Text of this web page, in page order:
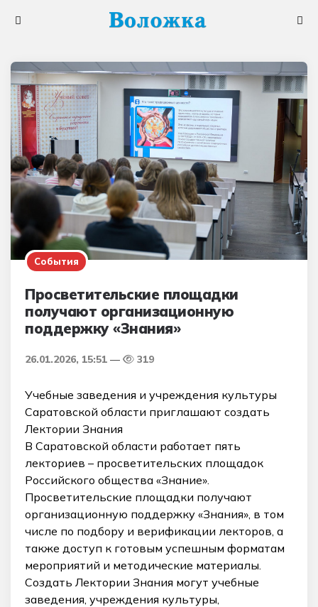
События
Просветительские площадки
получают организационную
поддержку «Знания»
26.01.2026, 15:51 319
Учебные заведения и учреждения культуры
Саратовской области приглашают создать
Лектории Знания
В Саратовской области работает пять
лекториев – просветительских площадок
Российского общества «Знание».
Просветительские площадки получают
организационную поддержку «Знания», в том
числе по подбору и верификации лекторов, а
также доступ к готовым успешным форматам
мероприятий и методические материалы.
Создать Лектории Знания могут учебные
заведения, учреждения культуры,